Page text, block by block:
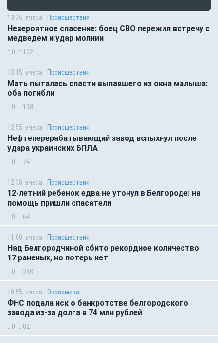
13:36, вчера Происшествия
Невероятное спасение: боец СВО пережил встречу с
медведем и удар молнии
0 102
13:15, вчера Происшествия
Мать пыталась спасти выпавшего из окна малыша:
оба погибли
0 198
12:55, вчера Происшествия
Нефтеперерабатывающий завод вспыхнул после
удара украинских БПЛА
0 74
12:38, вчера Происшествия
12-летний ребенок едва не утонул в Белгороде: на
помощь пришли спасатели
0 64
11:00, вчера Происшествия
Над Белгородчиной сбито рекордное количество:
17 раненых, но потерь нет
0 288
10:55, вчера Экономика
ФНС подала иск о банкротстве белгородского
завода из-за долга в 74 млн рублей
0 82